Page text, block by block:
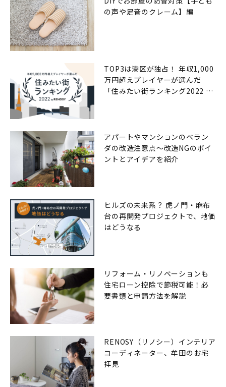
の声や足音のクレーム】編
TOP3は港区が独占！ 年収1,000
万円超えプレイヤーが選んだ
「住みたい街ランキング2022 by
アパートやマンションのベラン
ダの改造注意点〜改造NGのポイ
ントとアイデアを紹介
ヒルズの未来系？ 虎ノ門・麻布
台の再開発プロジェクトで、地価
はどうなる
リフォーム・リノベーションも
住宅ローン控除で節税可能！必
要書類と申請方法を解説
RENOSY（リノシー）インテリア
コーディネーター、牟田のお宅
拝見